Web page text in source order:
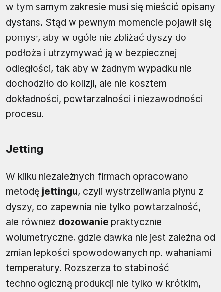
w tym samym zakresie musi się mieścić opisany
dystans. Stąd w pewnym momencie pojawił się
pomysł, aby w ogóle nie zbliżać dyszy do
podłoża i utrzymywać ją w bezpiecznej
odległości, tak aby w żadnym wypadku nie
dochodziło do kolizji, ale nie kosztem
dokładności, powtarzalności i niezawodności
procesu.
Jetting
W kilku niezależnych firmach opracowano
metodę jettingu, czyli wystrzeliwania płynu z
dyszy, co zapewnia nie tylko powtarzalność,
ale również dozowanie praktycznie
wolumetryczne, gdzie dawka nie jest zależna od
zmian lepkości spowodowanych np. wahaniami
temperatury. Rozszerza to stabilność
technologiczną produkcji nie tylko w krótkim,